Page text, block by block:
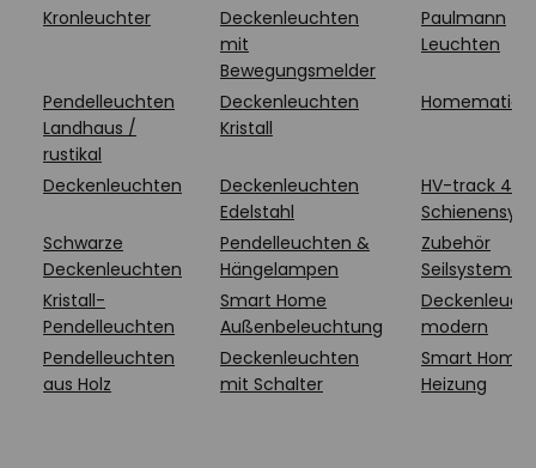
Kronleuchter
Deckenleuchten
mit
Bewegungsmelder
Paulmann
Leuchten
Pendelleuchten
Landhaus /
rustikal
Deckenleuchten
Kristall
Homematic
Deckenleuchten
Deckenleuchten
Edelstahl
HV-track 4
Schwarze
Deckenleuchten
Pendelleuchten &
Hängelampen
Zubehör
Seilsysteme
Kristall-
Pendelleuchten
Smart Home
Außenbeleuchtung
modern
Pendelleuchten
aus Holz
Deckenleuchten
mit Schalter
Smart Home
Heizung